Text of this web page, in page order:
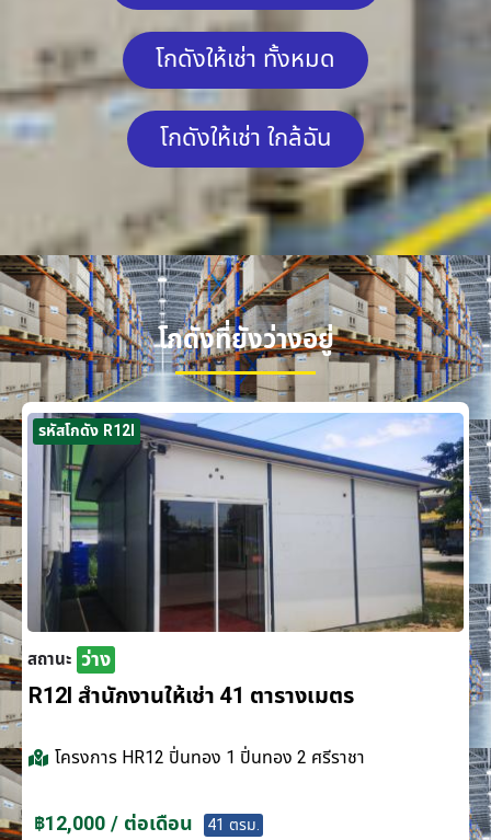
โกดังให้เช่า ทั้งหมด
โกดังให้เช่า ใกล้ฉัน
โกดังที่ยังว่างอยู่
รหัสโกดัง R12I
สถานะ ว่าง
R12I สำนักงานให้เช่า 41 ตารางเมตร
โครงการ HR12 ปิ่นทอง 1 ปิ่นทอง 2 ศรีราชา
฿12,000 / ต่อเดือน 41 ตรม.